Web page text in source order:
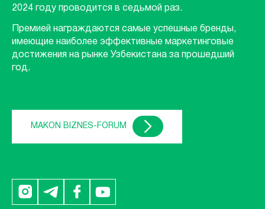
2024 году проводится в седьмой раз.
Премией награждаются самые успешные бренды,
имеющие наиболее эффективные маркетинговые
достижения на рынке Узбекистана за прошедший
год.
MAKON BIZNES-FORUM